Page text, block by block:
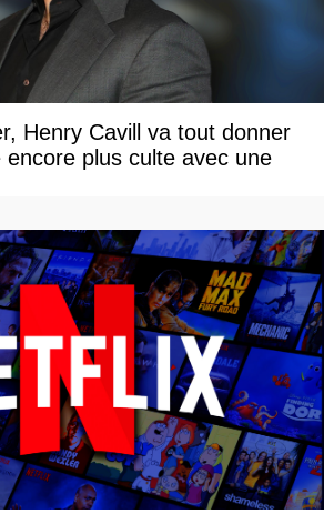
Henry Cavill va tout donner
plus culte avec une